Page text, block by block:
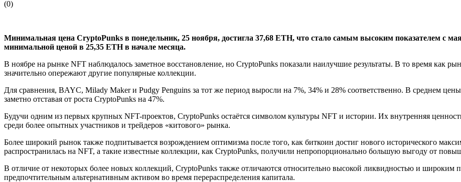
(0)
Минимальная цена CryptoPunks в понедельник, 25 ноября, достигла 37,68 ETH, что стало самым высоким показателем с
минимальной ценой в 25,35 ETH в начале месяца.
В ноябре на рынке NFT наблюдалось заметное восстановление, но CryptoPunks показали наилучшие результаты. В то время как
значительно опережают другие популярные коллекции.
Для сравнения, BAYC, Milady Maker и Pudgy Penguins за тот же период выросли на 7%, 34% и 28% соответственно. В среднем
заметно отставая от роста CryptoPunks на 47%.
Будучи одним из первых крупных NFT-проектов, CryptoPunks остаётся символом культуры NFT и истории. Их внутренняя
среди более опытных участников и трейдеров «китового» рынка.
Более широкий рынок также подпитывается возрождением оптимизма после того, как биткоин достиг нового исторического
распространилась на NFT, а такие известные коллекции, как CryptoPunks, получили непропорционально большую выгоду от
В отличие от некоторых более новых коллекций, CryptoPunks также отличаются относительно высокой ликвидностью и широким
предпочтительным альтернативным активом во время перераспределения капитала.